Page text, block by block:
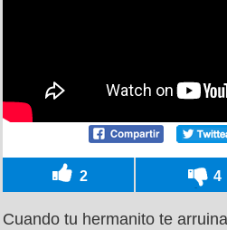
2 4
Cuando tu hermanito te